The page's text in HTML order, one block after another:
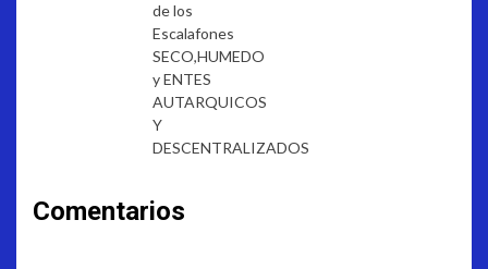
de los
Escalafones
SECO,HUMEDO
y ENTES
AUTARQUICOS
Y
DESCENTRALIZADOS
Comentarios